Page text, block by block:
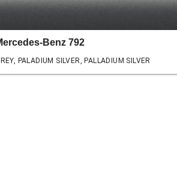
Benz 792
PALADIUM SILVER, PALLADIUM SILVER